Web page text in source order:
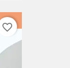
favorite_border